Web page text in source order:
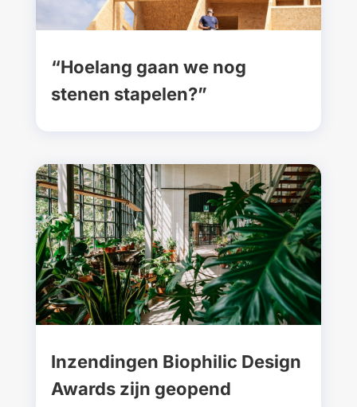
“Hoelang gaan we nog
stenen stapelen?”
Inzendingen Biophilic Design
Awards zijn geopend